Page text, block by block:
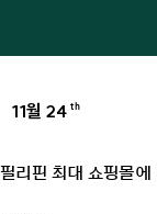
11월 24 th
필리핀 최대 쇼핑몰